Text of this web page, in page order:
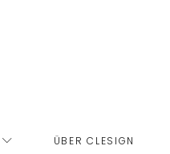
ÜBER CLESIGN